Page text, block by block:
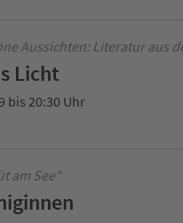
Aussichten: Literatur aus
Licht
bis 20:30 Uhr
am See“